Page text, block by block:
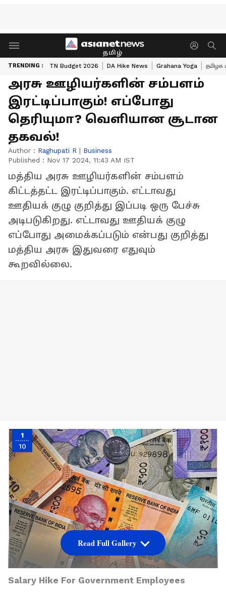
தமிழ்
TRENDING : TN Budget 2026 DA Hike News Grahana Yoga தமிழக
அரசு ஊழியர்களின் சம்பளம்
இரட்டிப்பாகும்! எப்போது
தெரியுமா? வெளியான சூடான
தகவல்!
Author : Raghupati R | Business
Published : Nov 17 2024, 11:43 AM IST
மத்திய அரசு ஊழியர்களின் சம்பளம்
கிட்டத்தட்ட இரட்டிப்பாகும். எட்டாவது
ஊதியக் குழு குறித்து இப்படி ஒரு பேச்சு
அடிபடுகிறது. எட்டாவது ஊதியக் குழு
எப்போது அமைக்கப்படும் என்பது குறித்து
மத்திய அரசு இதுவரை எதுவும்
கூறவில்லை.
1
10
Salary Hike For Government Employees
Read Full Gallery